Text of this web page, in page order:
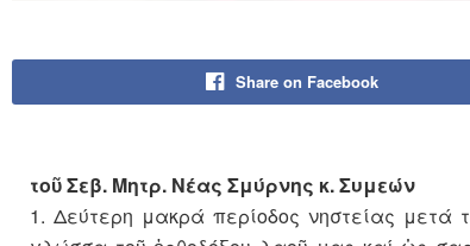
Share on Facebook
τοῦ Σεβ. Μητρ. Νέας Σμύρνης κ. Συμεών
1. Δεύτερη μακρά περίοδος νηστείας μετά